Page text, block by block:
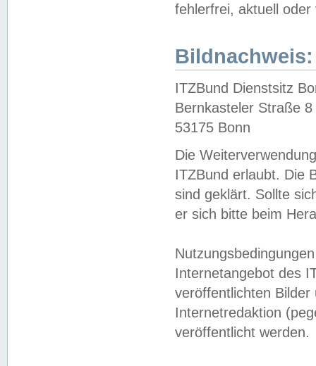
fehlerfrei, aktuell oder
Bildnachweis:
ITZBund Dienstsitz
Bernkasteler Straße 8
53175 Bonn
Die
ITZBund erlaubt. Die
sind geklärt. Sollte
er sich bitte beim
Internetangebot des
veröffentlichten
Internetredaktion
veröffentlicht werden.